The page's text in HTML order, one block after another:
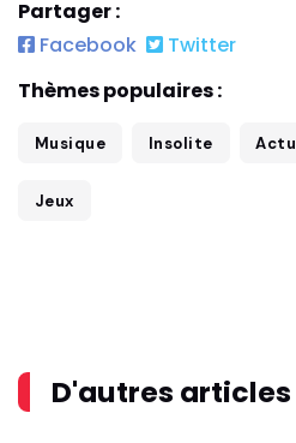
Partager :
Facebook
Twitter
Thèmes populaires :
Musique Insolite Actu
Jeux
D'autres articles